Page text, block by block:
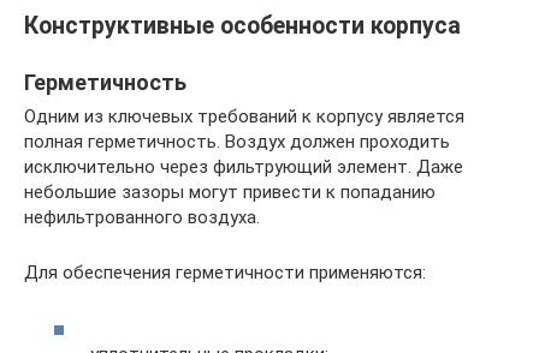
Конструктивные особенности корпуса
Герметичность
Одним из ключевых требований к корпусу является
полная герметичность. Воздух должен проходить
исключительно через фильтрующий элемент. Даже
небольшие зазоры могут привести к попаданию
нефильтрованного воздуха.
Для обеспечения герметичности применяются: